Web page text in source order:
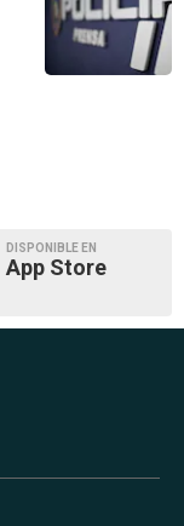
DISPONIBLE EN
App Store